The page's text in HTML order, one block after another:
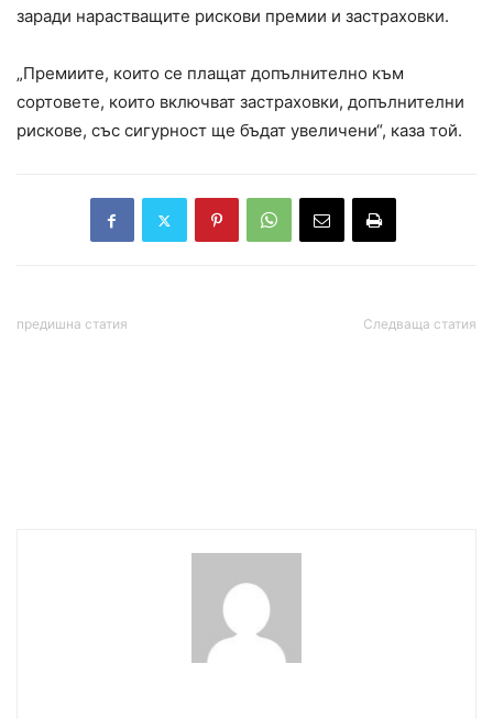
заради нарастващите рискови премии и застраховки.
„Премиите, които се плащат допълнително към
сортовете, които включват застраховки, допълнителни
рискове, със сигурност ще бъдат увеличени“, каза той.
предишна статия Следваща статия